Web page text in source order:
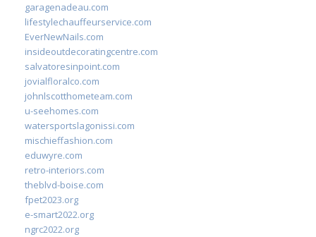
garagenadeau.com
lifestylechauffeurservice.com
EverNewNails.com
insideoutdecoratingcentre.com
salvatoresinpoint.com
jovialfloralco.com
johnlscotthometeam.com
u-seehomes.com
watersportslagonissi.com
mischieffashion.com
eduwyre.com
retro-interiors.com
theblvd-boise.com
fpet2023.org
e-smart2022.org
ngrc2022.org